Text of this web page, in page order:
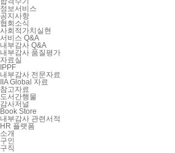
정보서비스
공지사항
협회소식
사회적가치실현
서비스 Q&A
내부감사 Q&A
내부감사 품질평가
자료실
IPPF
내부감사 전문자료
IIA Global 자료
참고자료
도서간행물
감사저널
Book Store
내부감사 관련서적
HR 플랫폼
소개
구인
구직